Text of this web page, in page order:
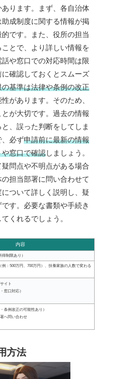
ります。まず、各自治体
成制度に関する情報が掲
です。また、役所の担当
とで、より詳しい情報を
や窓口での対応時間は限
確認しておくとスムーズ
の基準は法律や条例の改正
があります。そのため、
が大切です。過去の情報
、誤った判断をしてしま
、必ず申請前に最新の情報
窓口で確認しましょう。
問点や不明点がある場合
担当部署に問い合わせて
ついて詳しく説明し、疑
す。必要な書類や手続き
くれるでしょう。
内容
制限あり）
：500万円、700万円）、扶養家族の人数で変わる
イト
窓口対応）
条例改正の可能性あり）
へ問い合わせ
方法